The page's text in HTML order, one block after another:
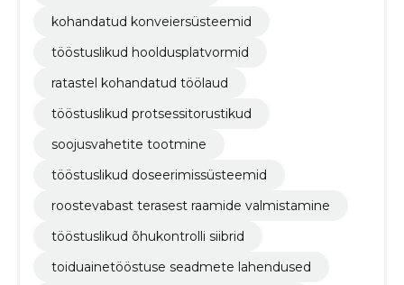
kohandatud konveiersüsteemid
tööstuslikud hooldusplatvormid
ratastel kohandatud töölaud
tööstuslikud protsessitorustikud
soojusvahetite tootmine
tööstuslikud doseerimissüsteemid
roostevabast terasest raamide valmistamine
tööstuslikud õhukontrolli siibrid
toiduainetööstuse seadmete lahendused